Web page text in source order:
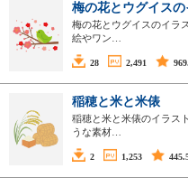
梅の花とウグイス
梅の花とウグイスのイラ
絵やワン…
28 2,491
稲穂と米と米俵
稲穂と米と米俵のイラス
うな素材…
2 1,253